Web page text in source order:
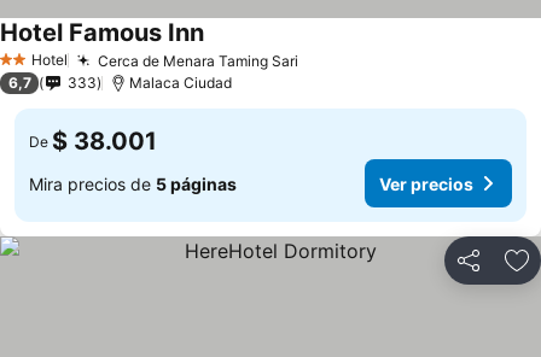
2 Estrellas
Hotel Cerca de Menara Taming Sari
Hotel Famous Inn
6,7 333 Malaca Ciudad
De $ 38.001
Mira precios de 5 páginas Ver precios
Compartir